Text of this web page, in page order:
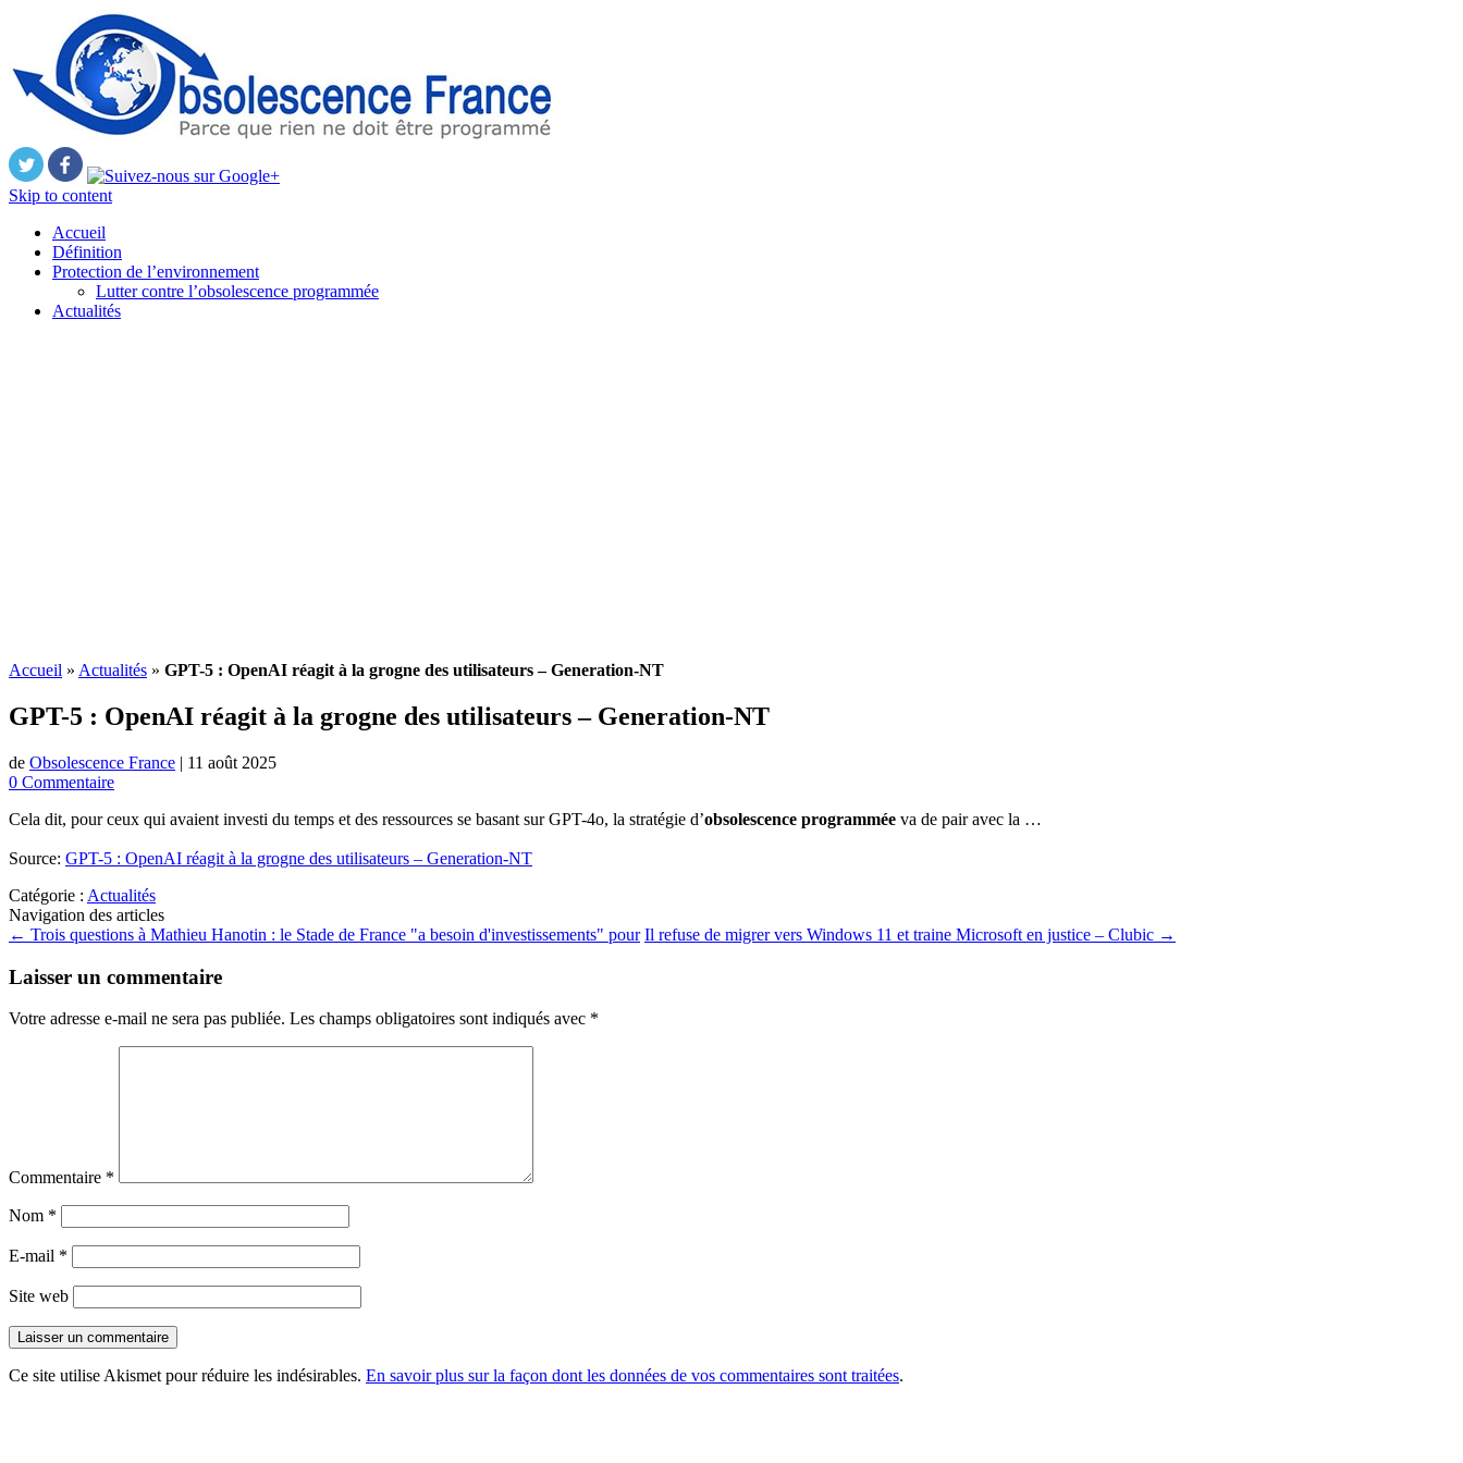
Skip to content
Accueil
Définition
Protection de l’environnement
Lutter contre l’obsolescence programmée
Actualités
Accueil » Actualités » GPT-5 : OpenAI réagit à la grogne des utilisateurs – Generation-NT
GPT-5 : OpenAI réagit à la grogne des utilisateurs – Generation-NT
de Obsolescence France | 11 août 2025
0 Commentaire
Cela dit, pour ceux qui avaient investi du temps et des ressources se basant sur GPT-4o, la stratégie d’obsolescence programmée va de pair avec la …
Source: GPT-5 : OpenAI réagit à la grogne des utilisateurs – Generation-NT
Catégorie : Actualités
Navigation des articles
← Trois questions à Mathieu Hanotin : le Stade de France "a besoin d'investissements" pour Il refuse de migrer vers Windows 11 et traine Microsoft en justice – Clubic →
Laisser un commentaire
Votre adresse e-mail ne sera pas publiée. Les champs obligatoires sont indiqués avec *
Commentaire *
Nom *
E-mail *
Site web
Ce site utilise Akismet pour réduire les indésirables. En savoir plus sur la façon dont les données de vos commentaires sont traitées.